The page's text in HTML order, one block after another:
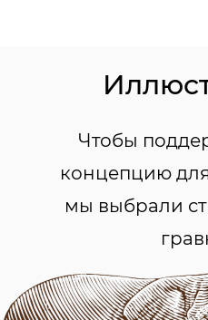
Чтобы
концепцию
мы выбрали